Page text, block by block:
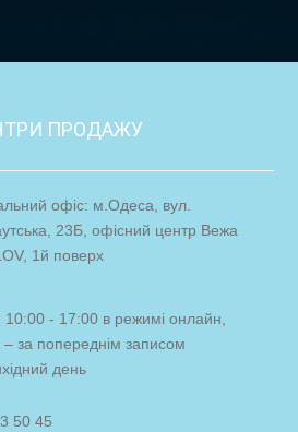
ПРОДАЖУ
офіс: м.Одеса, вул.
23Б, офісний центр Вежа
1й поверх
- 17:00 в режимі онлайн,
– за попереднім записом
день
50 45